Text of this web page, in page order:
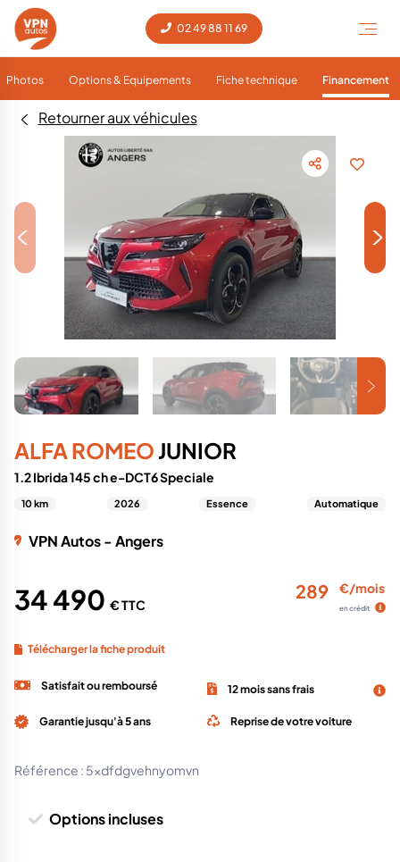
02 49 88 11 69
Photos Options & Equipements Fiche technique Financement
Retourner aux véhicules
< >
ALFA ROMEO JUNIOR
1.2 Ibrida 145 ch e-DCT6 Speciale
10 km 2026 Essence Automatique
VPN Autos - Angers
34 490 € TTC
289 €/mois
en crédit
Télécharger la fiche produit
Satisfait ou remboursé 12 mois sans frais
Garantie jusqu'à 5 ans Reprise de votre voiture
Référence : 5xdfdgvehnyomvn
Options incluses